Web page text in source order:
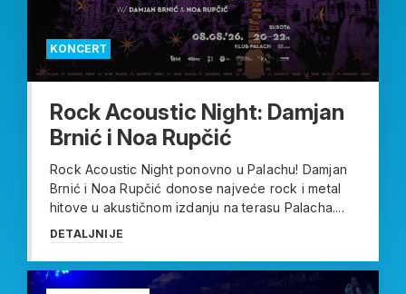
KONCERT
Rock Acoustic Night: Damjan
Brnić i Noa Rupčić
Rock Acoustic Night ponovno u Palachu! Damjan
Brnić i Noa Rupčić donose najveće rock i metal
hitove u akustičnom izdanju na terasu Palacha....
DETALJNIJE